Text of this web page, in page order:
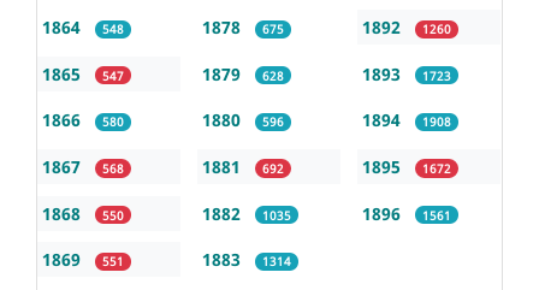
1864 548
1865 547
1866 580
1867 568
1868 550
1869 551
1878 675
1879 628
1880 596
1881 692
1882 1035
1883 1314
1892 1260
1893 1723
1894 1908
1895 1672
1896 1561